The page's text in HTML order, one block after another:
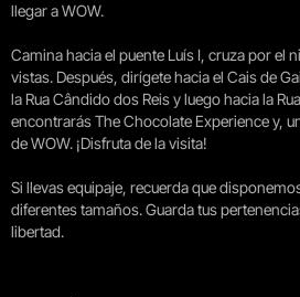
llegar a WOW.
Camina hacia el puente Luís I, cruza por el
vistas. Después, dirígete hacia el Cais de
la Rua Cândido dos Reis y luego hacia la
encontrarás The Chocolate Experience y,
de WOW. ¡Disfruta de la visita!
Si llevas equipaje, recuerda que
diferentes tamaños. Guarda tus
libertad.